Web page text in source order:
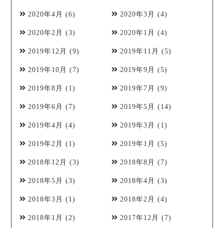
2020年4月 (6) 2020年3月 (4)
2020年2月 (3) 2020年1月 (4)
2019年12月 (9) 2019年11月 (5)
2019年10月 (7) 2019年9月 (5)
2019年8月 (1) 2019年7月 (9)
2019年6月 (7) 2019年5月 (14)
2019年4月 (4) 2019年3月 (1)
2019年2月 (1) 2019年1月 (5)
2018年12月 (3) 2018年8月 (7)
2018年5月 (3) 2018年4月 (3)
2018年3月 (1) 2018年2月 (4)
2018年1月 (2) 2017年12月 (7)